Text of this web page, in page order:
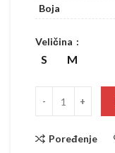
Boja
Veličina
S M
Poređenje